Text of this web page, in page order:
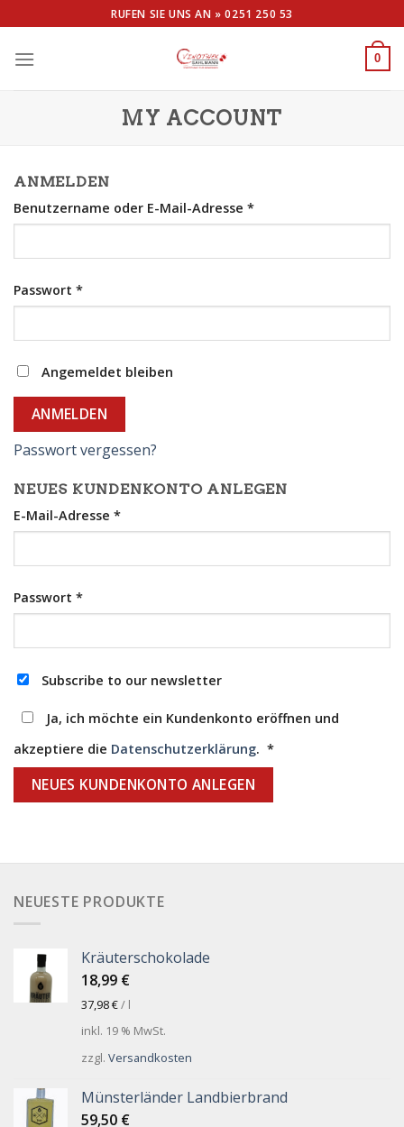
to
content
RUFEN SIE UNS AN »0251 250 53
0
MY ACCOUNT
ANMELDEN
Benutzername oder E-Mail-Adresse *
Passwort *
Angemeldet bleiben
ANMELDEN
Passwort vergessen?
NEUES KUNDENKONTO ANLEGEN
E-Mail-Adresse *
Passwort *
Subscribe to our newsletter
Ja, ich möchte ein Kundenkonto eröffnen und
akzeptiere die Datenschutzerklärung. *
NEUES KUNDENKONTO ANLEGEN
NEUESTE PRODUKTE
Kräuterschokolade
18,99 €
37,98€/ l
inkl. 19 % MwSt.
zzgl. Versandkosten
Münsterländer Landbierbrand
59,50 €